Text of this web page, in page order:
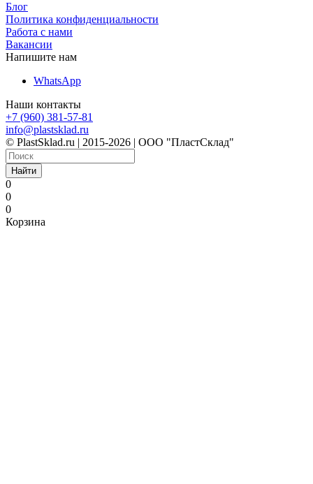
Блог
Политика конфиденциальности
Работа с нами
Вакансии
Напишите нам
WhatsApp
Наши контакты
+7 (960) 381-57-81
info@plastsklad.ru
© PlastSklad.ru | 2015-2026 | ООО "ПластСклад"
Найти
0
0
0
Корзина